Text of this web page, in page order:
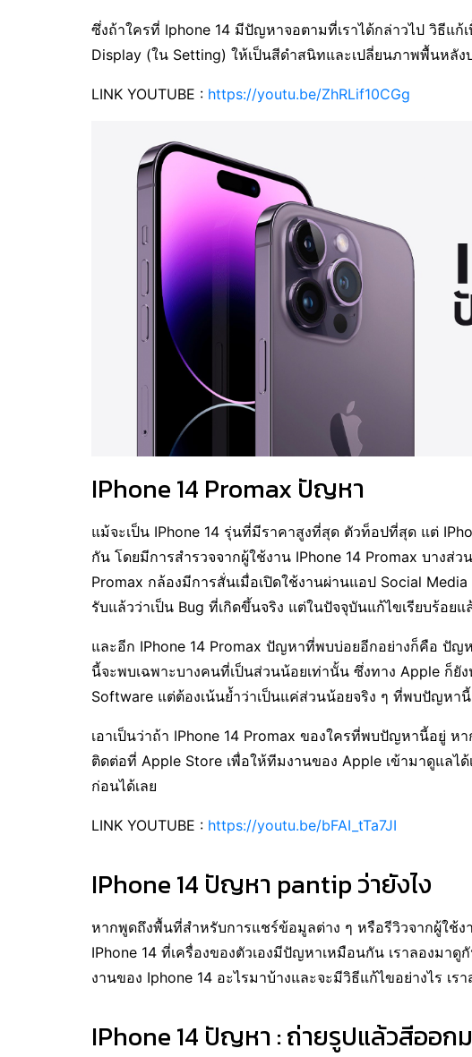
ซึ่งถ้าใครที่ Iphone 14 มีปัญหาจอตามที่เราได้กล่าวไป วิธีแ
Display (ใน Setting) ให้เป็นสีดำสนิทและเปลี่ยนภาพพื้นหลั
LINK YOUTUBE : https://youtu.be/ZhRLif10CGg
IPhone 14 Promax ปัญหา
แม้จะเป็น IPhone 14 รุ่นที่มีราคาสูงที่สุด ตัวท็อปที่สุด แต่
กัน โดยมีการสำรวจจากผู้ใช้งาน IPhone 14 Promax บาง
Promax กล้องมีการสั่นเมื่อเปิดใช้งานผ่านแอป Social
รับแล้วว่าเป็น Bug ที่เกิดขึ้นจริง แต่ในปัจจุบันแก้ไขเรียบร้อยแ
และอีก IPhone 14 Promax ปัญหาที่พบบ่อยอีกอย่างก็คือ ปัญ
นี้จะพบเฉพาะบางคนที่เป็นส่วนน้อยเท่านั้น ซึ่งทาง Apple ก็ยั
Software แต่ต้องเน้นย้ำว่าเป็นแค่ส่วนน้อยจริง ๆ ที่พบปัญหานี้
เอาเป็นว่าถ้า IPhone 14 Promax ของใครที่พบปัญหานี้อยู่ ห
ติดต่อที่ Apple Store เพื่อให้ทีมงานของ Apple เข้ามาดูแลไ
ก่อนได้เลย
LINK YOUTUBE : https://youtu.be/bFAI_tTa7JI
IPhone 14 ปัญหา pantip ว่ายังไง
หากพูดถึงพื้นที่สำหรับการแชร์ข้อมูลต่าง ๆ หรือรีวิวจากผู้ใช้ง
IPhone 14 ที่เครื่องของตัวเองมีปัญหาเหมือนกัน เราลองมา
งานของ Iphone 14 อะไรมาบ้างและจะมีวิธีแก้ไขอย่างไร เร
IPhone 14 ปัญหา : ถ่ายรูปแล้วสีออก